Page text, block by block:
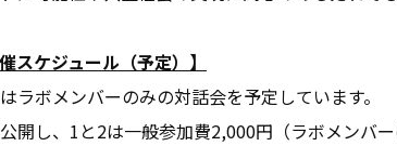
スケジュール（予定）】
ラボメンバーのみの対話会を予定しています。
開し、1と2は一般参加費2,000円（ラボメンバ